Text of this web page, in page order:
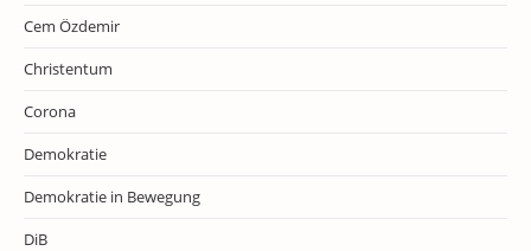
Cem Özdemir
Christentum
Corona
Demokratie
Demokratie in Bewegung
DiB